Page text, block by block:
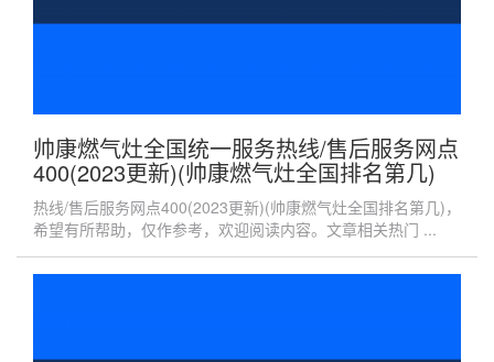
帅康燃气灶全国统一服务热线/售后服务网点
400(2023更新)(帅康燃气灶全国排名第几)
热线/售后服务网点400(2023更新)(帅康燃气灶全国排名第几)，
希望有所帮助，仅作参考，欢迎阅读内容。文章相关热门 ...